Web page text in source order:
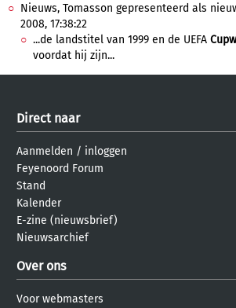
Nieuws, Tomasson gepresenteerd als
2008, 17:38:22
...de landstitel van 1999 en de UEFA
voordat hij zijn...
Direct naar
Aanmelden / inloggen
Feyenoord Forum
Stand
Kalender
E-zine (nieuwsbrief)
Nieuwsarchief
Over ons
Voor webmasters